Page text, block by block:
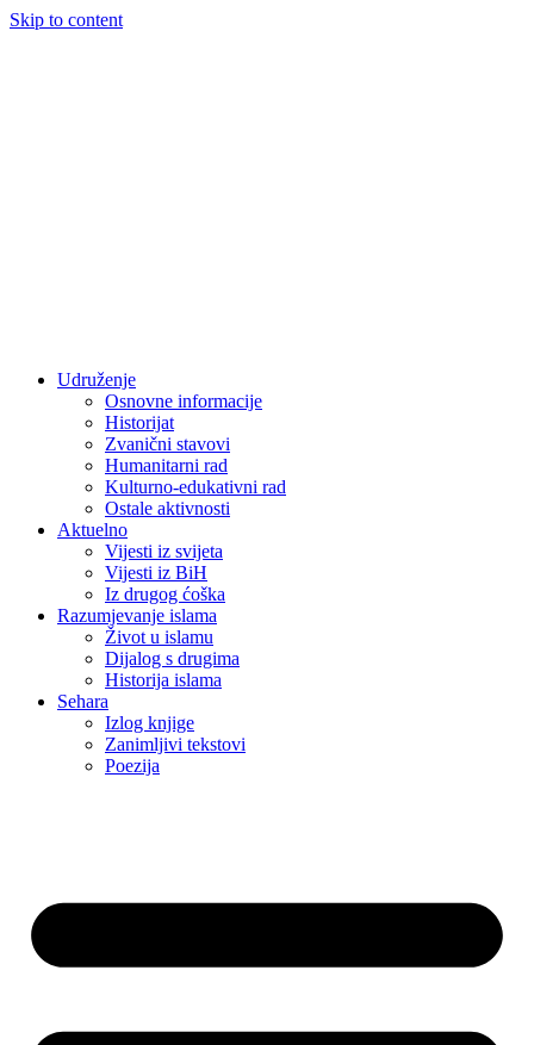
Skip to content
Udruženje
Osnovne informacije
Historijat
Zvanični stavovi
Humanitarni rad
Kulturno-edukativni rad
Ostale aktivnosti
Aktuelno
Vijesti iz svijeta
Vijesti iz BiH
Iz drugog ćoška
Razumjevanje islama
Život u islamu
Dijalog s drugima
Historija islama
Sehara
Izlog knjige
Zanimljivi tekstovi
Poezija